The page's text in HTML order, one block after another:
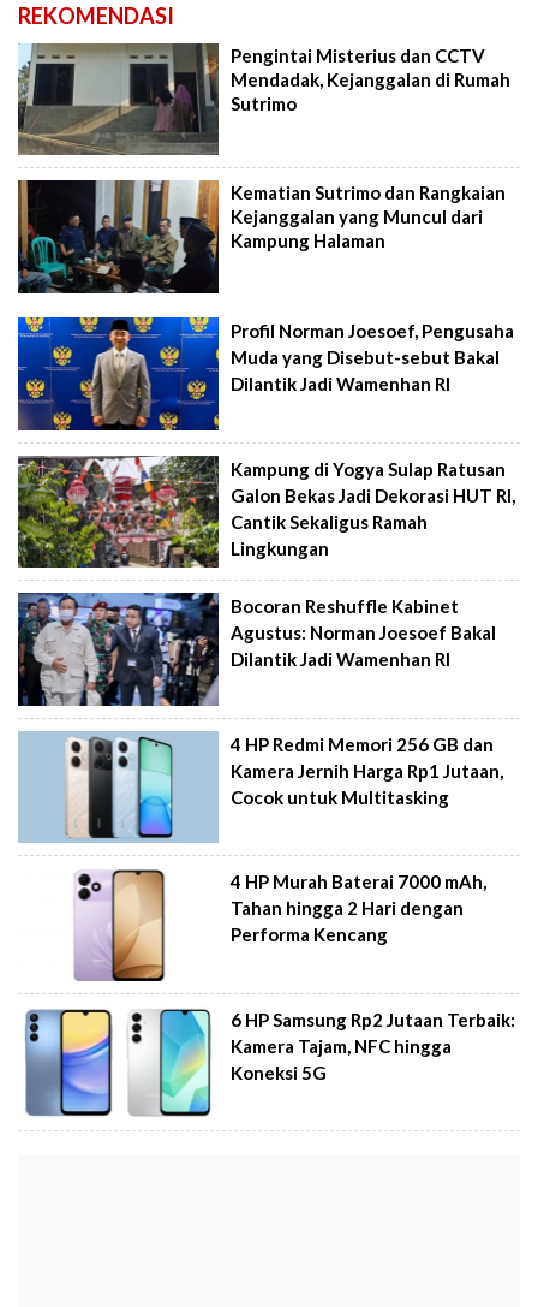
REKOMENDASI
Pengintai Misterius dan CCTV
Mendadak, Kejanggalan di Rumah
Sutrimo
Kematian Sutrimo dan Rangkaian
Kejanggalan yang Muncul dari
Kampung Halaman
Profil Norman Joesoef, Pengusaha
Muda yang Disebut-sebut Bakal
Dilantik Jadi Wamenhan RI
Kampung di Yogya Sulap Ratusan
Galon Bekas Jadi Dekorasi HUT RI,
Cantik Sekaligus Ramah
Lingkungan
Bocoran Reshuffle Kabinet
Agustus: Norman Joesoef Bakal
Dilantik Jadi Wamenhan RI
4 HP Redmi Memori 256 GB dan
Kamera Jernih Harga Rp1 Jutaan,
Cocok untuk Multitasking
4 HP Murah Baterai 7000 mAh,
Tahan hingga 2 Hari dengan
Performa Kencang
6 HP Samsung Rp2 Jutaan Terbaik:
Kamera Tajam, NFC hingga
Koneksi 5G